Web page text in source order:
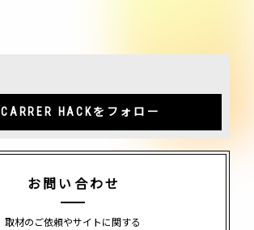
CARRER HACKをフォロー
お問い合わせ
取材のご依頼やサイトに関する